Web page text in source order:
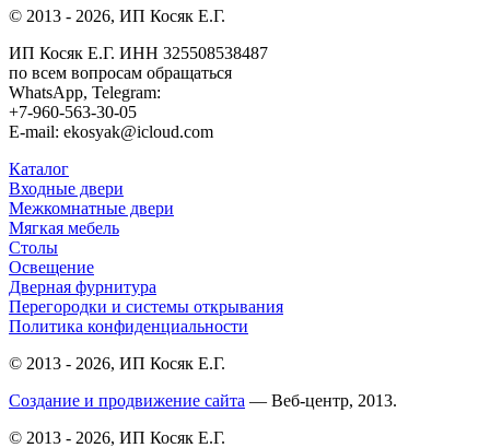
© 2013 - 2026, ИП Косяк Е.Г.
ИП Косяк Е.Г. ИНН 325508538487
по всем вопросам обращаться
WhatsApp, Telegram:
+7-960-563-30-05
E-mail: ekosyak@icloud.com
Каталог
Входные двери
Межкомнатные двери
Мягкая мебель
Столы
Освещение
Дверная фурнитура
Перегородки и системы открывания
Политика конфиденциальности
© 2013 - 2026, ИП Косяк Е.Г.
Создание и продвижение сайта — Веб-центр, 2013.
© 2013 - 2026, ИП Косяк Е.Г.